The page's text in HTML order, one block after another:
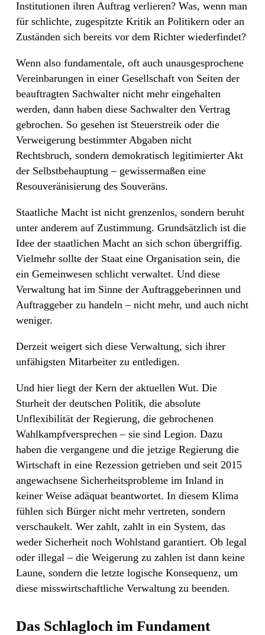
Institutionen ihren Auftrag verlieren? Was, wenn man
für schlichte, zugespitzte Kritik an Politikern oder an
Zuständen sich bereits vor dem Richter wiederfindet?
Wenn also fundamentale, oft auch unausgesprochene
Vereinbarungen in einer Gesellschaft von Seiten der
beauftragten Sachwalter nicht mehr eingehalten
werden, dann haben diese Sachwalter den Vertrag
gebrochen. So gesehen ist Steuerstreik oder die
Verweigerung bestimmter Abgaben nicht
Rechtsbruch, sondern demokratisch legitimierter Akt
der Selbstbehauptung – gewissermaßen eine
Resouveränisierung des Souveräns.
Staatliche Macht ist nicht grenzenlos, sondern beruht
unter anderem auf Zustimmung. Grundsätzlich ist die
Idee der staatlichen Macht an sich schon übergriffig.
Vielmehr sollte der Staat eine Organisation sein, die
ein Gemeinwesen schlicht verwaltet. Und diese
Verwaltung hat im Sinne der Auftraggeberinnen und
Auftraggeber zu handeln – nicht mehr, und auch nicht
weniger.
Derzeit weigert sich diese Verwaltung, sich ihrer
unfähigsten Mitarbeiter zu entledigen.
Und hier liegt der Kern der aktuellen Wut. Die
Sturheit der deutschen Politik, die absolute
Unflexibilität der Regierung, die gebrochenen
Wahlkampfversprechen – sie sind Legion. Dazu
haben die vergangene und die jetzige Regierung die
Wirtschaft in eine Rezession getrieben und seit 2015
angewachsene Sicherheitsprobleme im Inland in
keiner Weise adäquat beantwortet. In diesem Klima
fühlen sich Bürger nicht mehr vertreten, sondern
verschaukelt. Wer zahlt, zahlt in ein System, das
weder Sicherheit noch Wohlstand garantiert. Ob legal
oder illegal – die Weigerung zu zahlen ist dann keine
Laune, sondern die letzte logische Konsequenz, um
diese misswirtschaftliche Verwaltung zu beenden.
Das Schlagloch im Fundament